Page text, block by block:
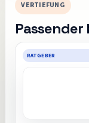
VERTIEFUNG
Passender
RATGEBER